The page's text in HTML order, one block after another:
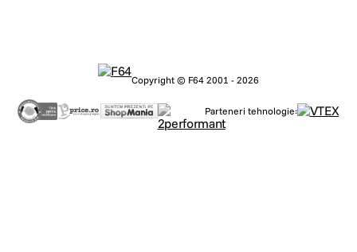
Copyright © F64 2001 - 2026
Parteneri tehnologie: